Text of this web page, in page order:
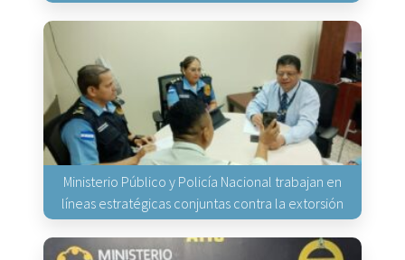
Ministerio Público y Policía Nacional trabajan en
líneas estratégicas conjuntas contra la extorsión